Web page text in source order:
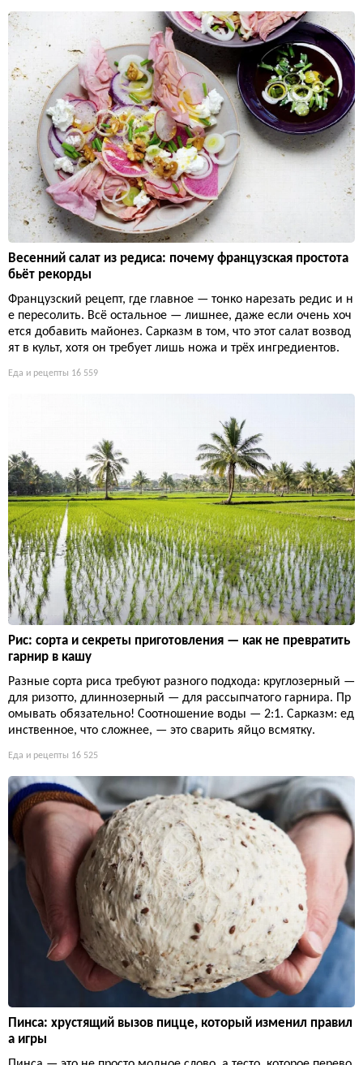
Весенний салат из редиса: почему французская простота
бьёт рекорды
Французский рецепт, где главное — тонко нарезать редис и н
е пересолить. Всё остальное — лишнее, даже если очень хоч
ется добавить майонез. Сарказм в том, что этот салат возвод
ят в культ, хотя он требует лишь ножа и трёх ингредиентов.
Еда и рецепты 16 559
Рис: сорта и секреты приготовления — как не превратить
гарнир в кашу
Разные сорта риса требуют разного подхода: круглозерный —
для ризотто, длиннозерный — для рассыпчатого гарнира. Пр
омывать обязательно! Соотношение воды — 2:1. Сарказм: ед
инственное, что сложнее, — это сварить яйцо всмятку.
Еда и рецепты 16 525
Пинса: хрустящий вызов пицце, который изменил правил
а игры